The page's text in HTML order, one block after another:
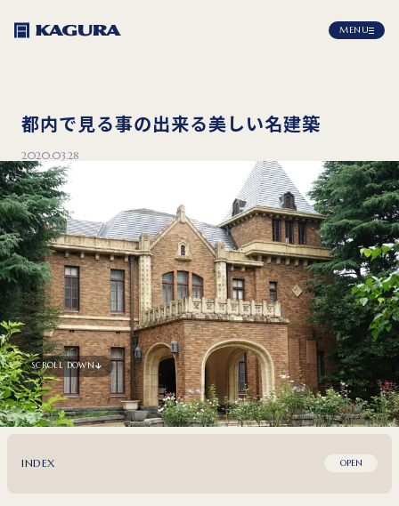
MENU
都内で見る事の出来る美しい名建築
2020.03.28
SCROLL DOWN
INDEX OPEN